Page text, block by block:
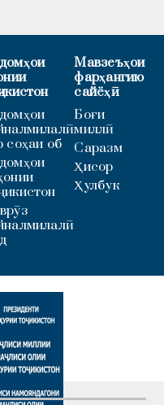
соҳаи об
Мавзеъҳои
фарҳангию
сайёҳӣ
Боғи
миллӣ
Саразм
Ҳисор
Ҳулбук